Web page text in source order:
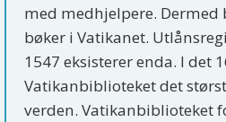
med medhjelpere.
bøker i Vatikanet.
1547 eksisterer enda. I det
Vatikanbiblioteket det
verden. Vatikanbiblioteket